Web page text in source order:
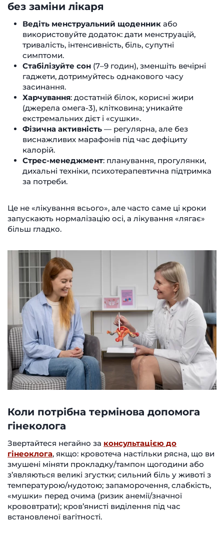
без заміни лікаря
Ведіть менструальний щоденник або
використовуйте додаток: дати менструацій,
тривалість, інтенсивність, біль, супутні
симптоми.
Стабілізуйте сон (7–9 годин), зменшіть вечірні
гаджети, дотримуйтесь однакового часу
засинання.
Харчування: достатній білок, корисні жири
(джерела омега-3), клітковина; уникайте
екстремальних дієт і «сушки».
Фізична активність — регулярна, але без
виснажливих марафонів під час дефіциту
калорій.
Стрес-менеджмент: планування, прогулянки,
дихальні техніки, психотерапевтична підтримка
за потреби.
Це не «лікування всього», але часто саме ці кроки
запускають нормалізацію осі, а лікування «лягає»
більш гладко.
Коли потрібна термінова допомога
гінеколога
Звертайтеся негайно за консультацією до
гінеоклога, якщо: кровотеча настільки рясна, що ви
змушені міняти прокладку/тампон щогодини або
з’являються великі згустки; сильний біль у животі з
температурою/нудотою; запаморочення, слабкість,
«мушки» перед очима (ризик анемії/значної
крововтрати); кров’янисті виділення під час
встановленої вагітності.